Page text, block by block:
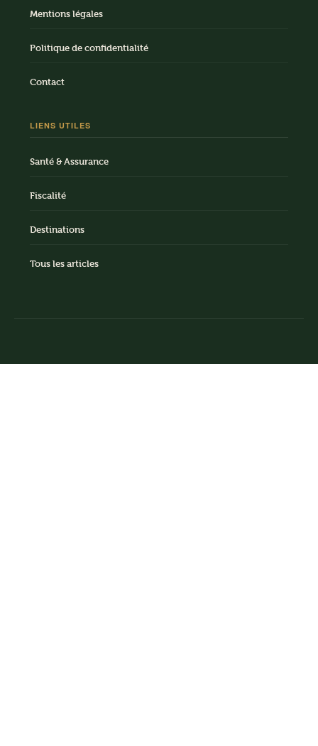
Mentions légales
Politique de confidentialité
Contact
LIENS UTILES
Santé & Assurance
Fiscalité
Destinations
Tous les articles